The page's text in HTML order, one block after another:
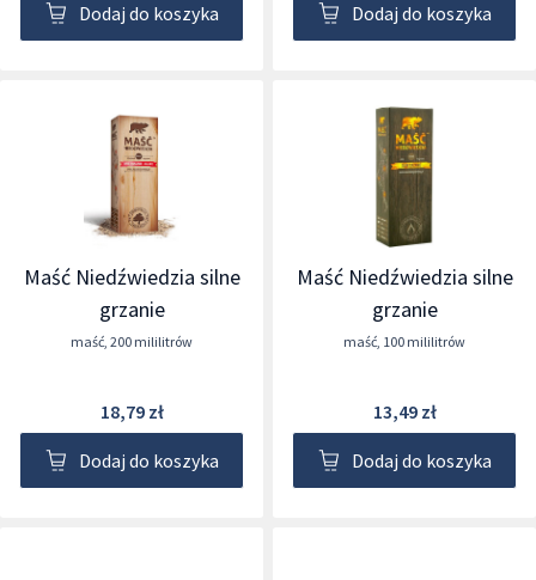
Dodaj do koszyka Dodaj do koszyka
Maść Niedźwiedzia silne
grzanie
maść, 200 mililitrów
18,79 zł
Dodaj do koszyka
Maść Niedźwiedzia silne
grzanie
maść, 100 mililitrów
13,49 zł
Dodaj do koszyka